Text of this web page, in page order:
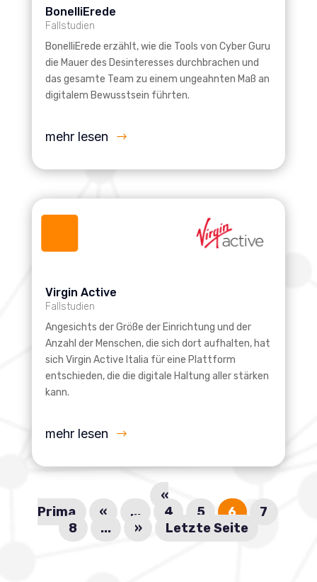
BonelliErede
Fallstudien
BonelliErede erzählt, wie die Tools von Cyber Guru
die Mauer des Desinteresses durchbrachen und
das gesamte Team zu einem ungeahnten Maß an
digitalem Bewusstsein führten.
mehr lesen
Virgin Active
Fallstudien
Angesichts der Größe der Einrichtung und der
Anzahl der Menschen, die sich dort aufhalten, hat
sich Virgin Active Italia für eine Plattform
entschieden, die die digitale Haltung aller stärken
kann.
mehr lesen
«
Prima
« ... 4 5 6
7
8
... » Letzte Seite